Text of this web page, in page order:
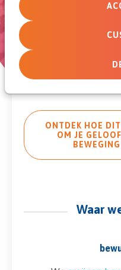
ONTDEK HOE
OM JE
Waar